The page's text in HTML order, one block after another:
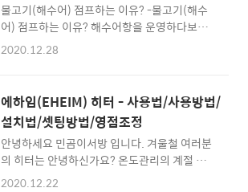
물고기(해수어) 점프하는 이유? -물고기(해수
어) 점프하는 이유? 해수어항을 운영하다보면
고비등의 물고기들이 아침에 보면 점프사하여
유는 환경적인 문제인데요. 물고기들간에도 서
열이라는 것이 있는데 서열이 낮은 물고기(해수
어)들은 서열이 높은 물고기에게서 피해다니거
나 숨어서 지내야 하는데요. 좁은 어항(수조)에
숨을 곳이 없다면, 도망치거나 숨을 곳이 없어
어항 밖으로 나가려고 하는거랍니다. 특히 작은
2020.12.28
에하임(EHEIM) 히터 - 사용법/사용방법/
설치법/셋팅방법/영점조정
안녕하세요 민곰이서방 입니다. 겨울철 여러분
의 히터는 안녕하신가요? 온도관리의 계절 겨
울, 어항내 온도를 올려주는 히터, 히터는 아마
2020.12.22